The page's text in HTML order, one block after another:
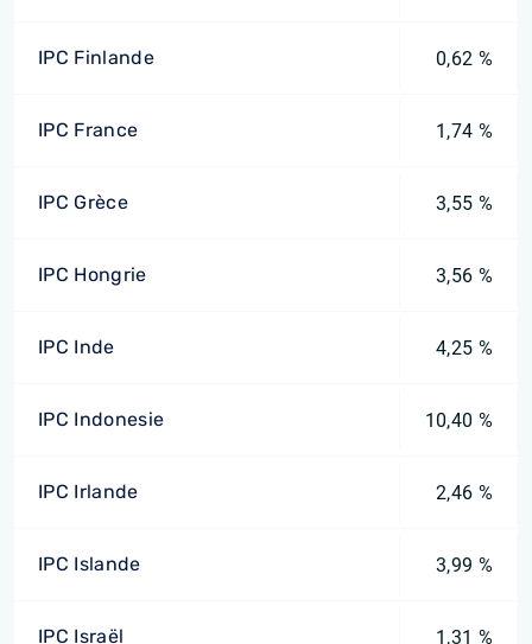
IPC Finlande 0,62 %
IPC France 1,74 %
IPC Grèce 3,55 %
IPC Hongrie 3,56 %
IPC Inde 4,25 %
IPC Indonesie 10,40 %
IPC Irlande 2,46 %
IPC Islande 3,99 %
IPC Israël 1,31 %